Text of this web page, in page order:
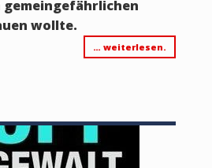
gemeingefährlichen
wollte.
… weiterlesen.